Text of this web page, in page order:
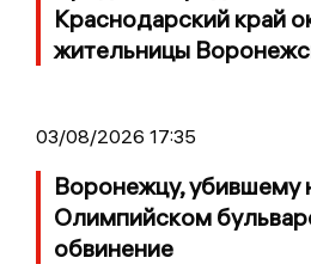
Краснодарский край
жительницы
03/08/2026 17:35
Воронежцу, убившему
Олимпийском
обвинение